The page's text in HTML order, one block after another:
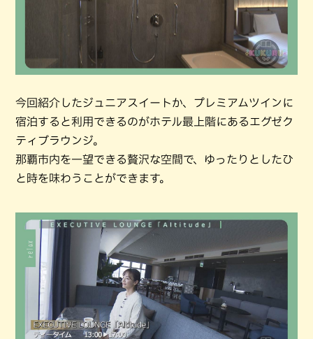
今回紹介したジュニアスイートか、プレミアムツインに
宿泊すると利用できるのがホテル最上階にあるエグゼク
ティブラウンジ。
那覇市内を一望できる贅沢な空間で、ゆったりとしたひ
と時を味わうことができます。